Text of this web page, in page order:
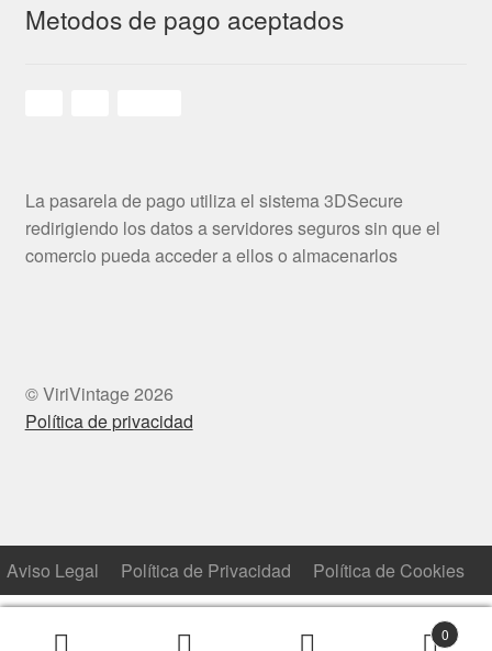
Metodos de pago aceptados
La pasarela de pago utiliza el sistema 3DSecure
redirigiendo los datos a servidores seguros sin que el
comercio pueda acceder a ellos o almacenarlos
© ViriVintage 2026
Política de privacidad
0
Aviso Legal Política de Privacidad Política de Cookies